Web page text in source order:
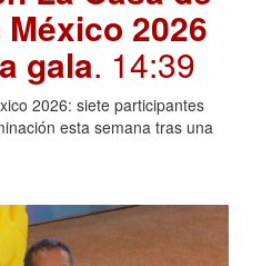
2026
gala. 14:39
2026: siete participantes
esta semana tras una